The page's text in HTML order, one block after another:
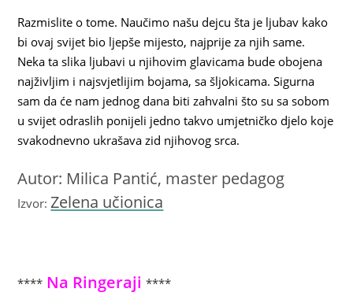
Razmislite o tome. Naučimo našu dejcu šta je ljubav kako
bi ovaj svijet bio ljepše mijesto, najprije za njih same.
Neka ta slika ljubavi u njihovim glavicama bude obojena
najživljim i najsvjetlijim bojama, sa šljokicama. Sigurna
sam da će nam jednog dana biti zahvalni što su sa sobom
u svijet odraslih ponijeli jedno takvo umjetničko djelo koje
svakodnevno ukrašava zid njihovog srca.
Autor: Milica Pantić, master pedagog
Izvor:Zelena učionica
**** Na Ringeraji ****